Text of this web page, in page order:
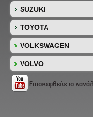
SUZUKI
TOYOTA
VOLKSWAGEN
VOLVO